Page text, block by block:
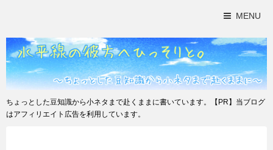
MENU
ちょっとした豆知識から小ネタまで赴くままに書いています。【PR】当ブログ
はアフィリエイト広告を利用しています。